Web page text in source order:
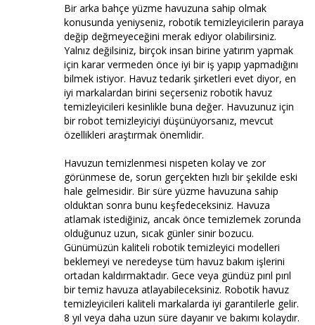
Bir arka bahçe yüzme havuzuna sahip olmak
konusunda yeniyseniz, robotik temizleyicilerin paraya
değip değmeyeceğini merak ediyor olabilirsiniz.
Yalnız değilsiniz, birçok insan birine yatırım yapmak
için karar vermeden önce iyi bir iş yapıp yapmadığını
bilmek istiyor. Havuz tedarik şirketleri evet diyor, en
iyi markalardan birini seçerseniz robotik havuz
temizleyicileri kesinlikle buna değer. Havuzunuz için
bir robot temizleyiciyi düşünüyorsanız, mevcut
özellikleri araştırmak önemlidir.
Havuzun temizlenmesi nispeten kolay ve zor
görünmese de, sorun gerçekten hızlı bir şekilde eski
hale gelmesidir. Bir süre yüzme havuzuna sahip
olduktan sonra bunu keşfedeceksiniz. Havuza
atlamak istediğiniz, ancak önce temizlemek zorunda
olduğunuz uzun, sıcak günler sinir bozucu.
Günümüzün kaliteli robotik temizleyici modelleri
beklemeyi ve neredeyse tüm havuz bakım işlerini
ortadan kaldırmaktadır. Gece veya gündüz pırıl pırıl
bir temiz havuza atlayabileceksiniz. Robotik havuz
temizleyicileri kaliteli markalarda iyi garantilerle gelir.
8 yıl veya daha uzun süre dayanır ve bakımı kolaydır.